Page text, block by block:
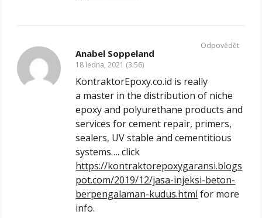
Anabel Soppeland
18 ledna, 2021 (3:56)
KontraktorEpoxy.co.id is really
a master in the distribution of niche
epoxy and polyurethane products and
services for cement repair, primers,
sealers, UV stable and cementitious
systems…. click
https://kontraktorepoxygaransi.blogs
pot.com/2019/12/jasa-injeksi-beton-
berpengalaman-kudus.html for more
info.
Odpovědět